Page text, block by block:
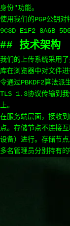
身份"功能。
使用我们的PGP公钥
9C3D E1F2 8A6B
## 技术架构
我们的上传系统采用
库在浏览器中对文件
令通过PBKDF2算法
TLS 1.3协议传输到我
上。
在服务端层面，接收
点。存储节点不连接
设备）进行。存储节
多名管理员分别持有